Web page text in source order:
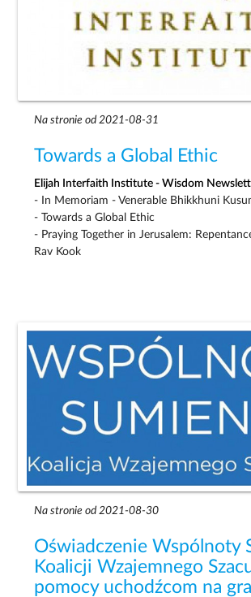
Na stronie od 2021-08-31
Towards a Global Ethic
Elijah Interfaith Institute - Wisdom
- In Memoriam - Venerable Bhikkhuni
- Towards a Global Ethic
- Praying Together in Jerusalem:
Rav Kook
Na stronie od 2021-08-30
Oświadczenie Wspólnoty
Koalicji Wzajemnego
pomocy uchodźcom na